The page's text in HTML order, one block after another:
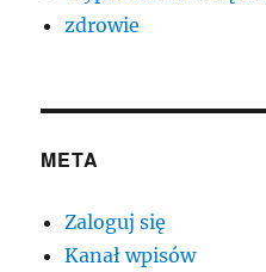
zdrowie
META
Zaloguj się
Kanał wpisów